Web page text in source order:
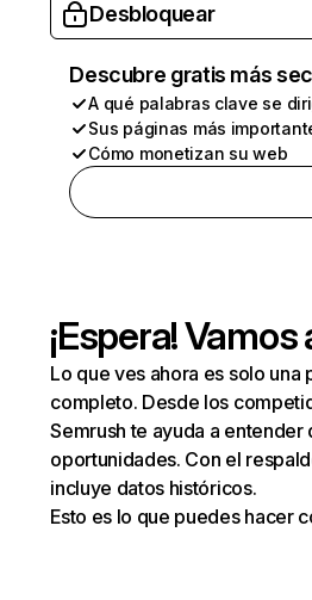
Desbloquear
Descubre gratis más
A qué palabras clave se
Sus páginas más
Cómo monetizan su web
¡Espera!
Lo que ves ahora es solo
completo. Desde los
Semrush te ayuda a
oportunidades. Con el
incluye datos históricos.
Esto es lo que puedes hacer